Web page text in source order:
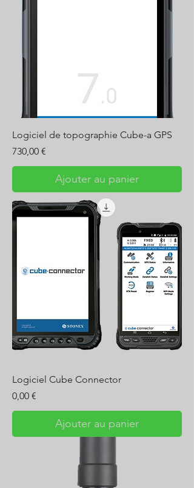
Logiciel de topographie Cube-a GPS
Prix
730,00 €
Ajouter au panier
Logiciel Cube Connector
Prix
0,00 €
Ajouter au panier